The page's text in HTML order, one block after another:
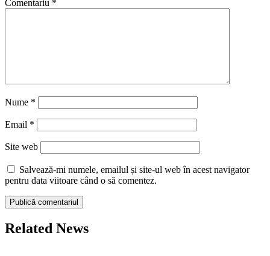
Comentariu *
Nume *
Email *
Site web
Salvează-mi numele, emailul și site-ul web în acest navigator
pentru data viitoare când o să comentez.
Related News